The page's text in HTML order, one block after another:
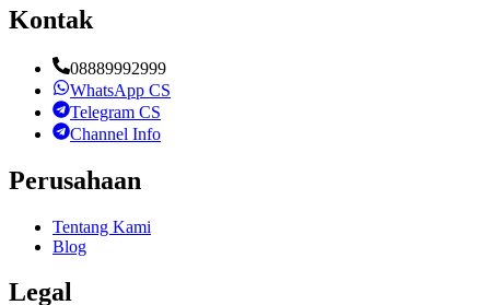
Kontak
08889992999
WhatsApp CS
Telegram CS
Channel Info
Perusahaan
Tentang Kami
Blog
Legal